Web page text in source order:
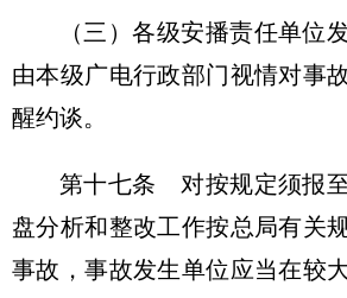
（三）各级安播责任单位
由本级广电行政部门视情对事
醒约谈。
第十七条 对按规定须报
盘分析和整改工作按总局有关
事故，事故发生单位应当在较